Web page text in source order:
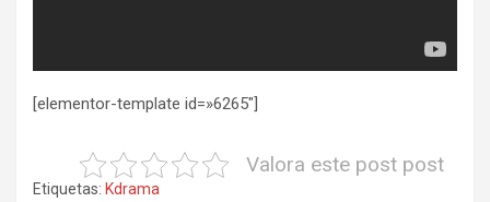
[elementor-template id=»6265″]
Valora este post post
Etiquetas: Kdrama